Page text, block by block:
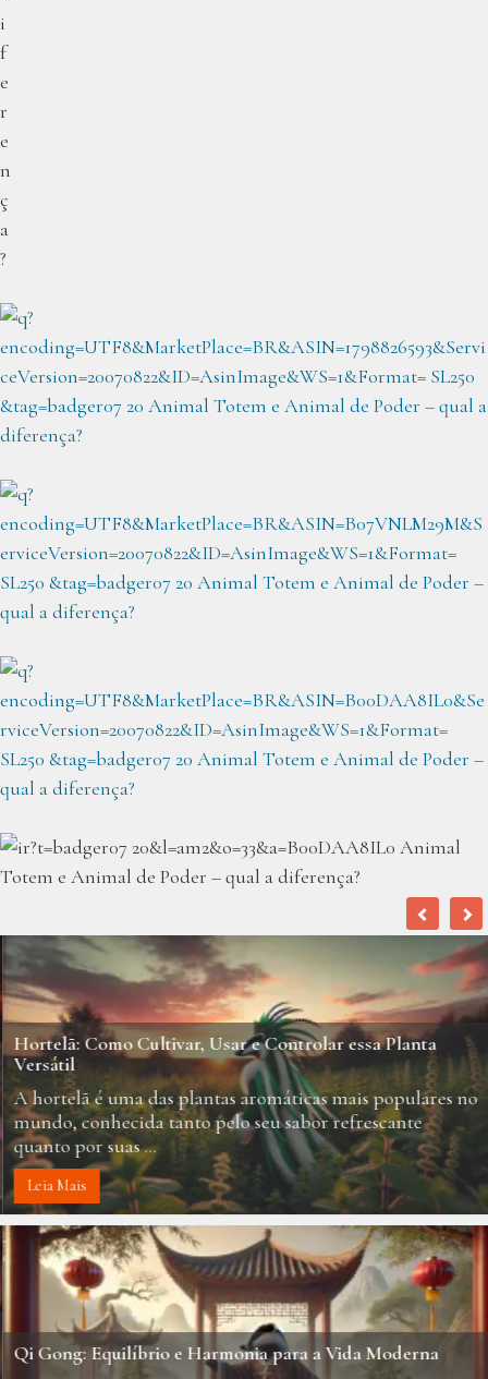
Hortelã: Como Cultivar, Usar e Controlar essa Planta
Versátil
A hortelã é uma das plantas aromáticas mais populares no
mundo, conhecida tanto pelo seu sabor refrescante
quanto por suas ...
Leia Mais
Qi Gong: Equilíbrio e Harmonia para a Vida Moderna